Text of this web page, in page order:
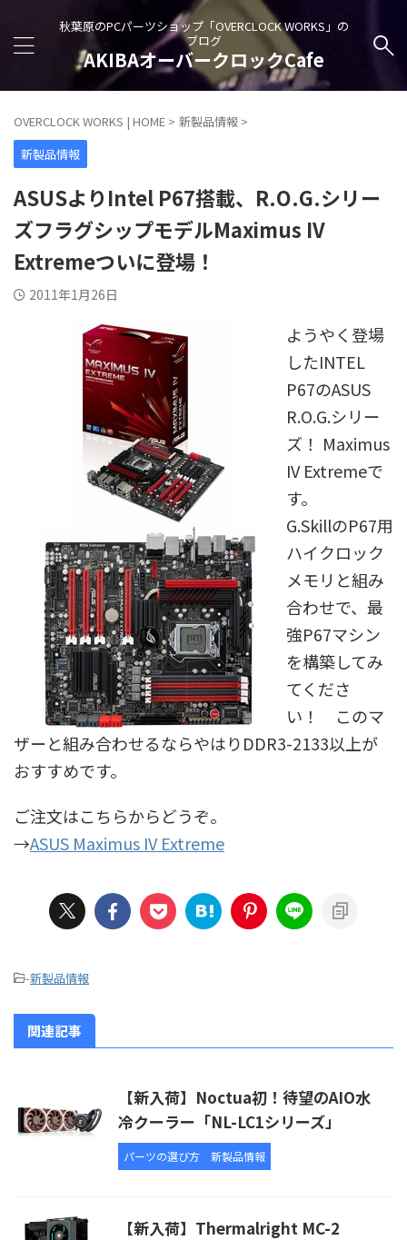
秋葉原のPCパーツショップ「OVERCLOCK WORKS」の
ブログ
AKIBAオーバークロックCafe
OVERCLOCK WORKS | HOME > 新製品情報 >
新製品情報
ASUSよりIntel P67搭載、R.O.G.シリー
ズフラグシップモデルMaximus IV
Extremeついに登場！
2011年1月26日
ようやく登場
したINTEL
P67のASUS
R.O.G.シリー
ズ！ Maximus
IV Extremeで
す。
G.SkillのP67用
ハイクロック
メモリと組み
合わせで、最
強P67マシン
を構築してみ
てくださ
い！ このマ
ザーと組み合わせるならやはりDDR3-2133以上が
おすすめです。
ご注文はこちらからどうぞ。
→ASUS Maximus IV Extreme
-新製品情報
関連記事
【新入荷】Noctua初！待望のAIO水
冷クーラー「NL-LC1シリーズ」
パーツの選び方 新製品情報
【新入荷】Thermalright MC-2